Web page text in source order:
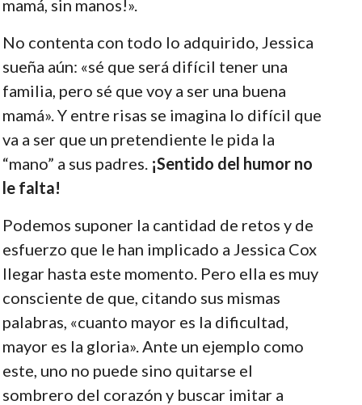
mamá, sin manos!».
No contenta con todo lo adquirido, Jessica
sueña aún: «sé que será difícil tener una
familia, pero sé que voy a ser una buena
mamá». Y entre risas se imagina lo difícil que
va a ser que un pretendiente le pida la
“mano” a sus padres. ¡Sentido del humor no
le falta!
Podemos suponer la cantidad de retos y de
esfuerzo que le han implicado a Jessica Cox
llegar hasta este momento. Pero ella es muy
consciente de que, citando sus mismas
palabras, «cuanto mayor es la dificultad,
mayor es la gloria». Ante un ejemplo como
este, uno no puede sino quitarse el
sombrero del corazón y buscar imitar a